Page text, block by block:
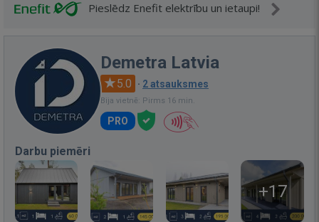
Pieslēdz Enefit elektrību un ietaupi!
Demetra Latvia
5.0 · 2 atsauksmes
Bija vietnē: Pirms 16 min.
PRO
Darbu piemēri
+17